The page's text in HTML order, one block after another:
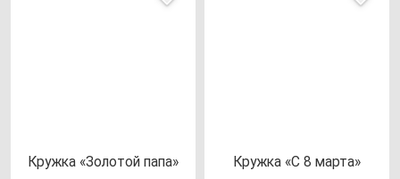
Круж­ка «Золо­той па­па» Круж­ка «С 8 мар­та»